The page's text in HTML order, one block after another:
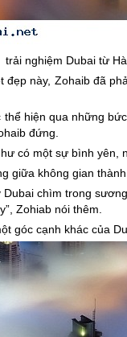
trải nghiệm Dubaitừ Hà
này, Zohaib đã
thể hiện qua những
đứng.
có một sự bình yên,
giữa không gian
Dubaichìm trong
Zohiab nói thêm.
góc cạnh khác của